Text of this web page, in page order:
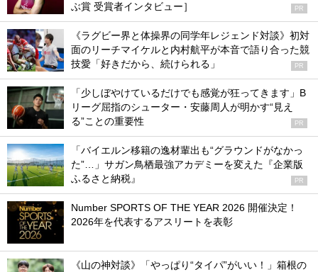
ぶ賞 受賞者インタビュー］
PR
《ラグビー界と体操界の同学年レジェンド対談》初対
面のリーチマイケルと内村航平が本音で語り合った競
技愛「好きだから、続けられる」
PR
「少しぼやけているだけでも感覚が狂ってきます」B
リーグ屈指のシューター・安藤周人が明かす“見え
る”ことの重要性
PR
「バイエルン移籍の逸材輩出も“グラウンドがなかっ
た”…」サガン鳥栖最強アカデミーを変えた『企業版
ふるさと納税』
PR
Number SPORTS OF THE YEAR 2026 開催決定！
2026年を代表するアスリートを表彰
《山の神対談》「やっぱり“タイパ”がいい！」箱根の